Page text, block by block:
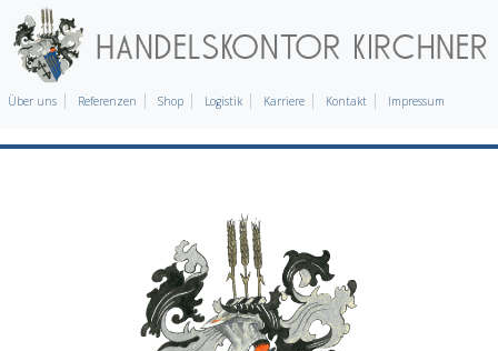
Über uns Referenzen Shop Logistik Karriere Kontakt Impressum